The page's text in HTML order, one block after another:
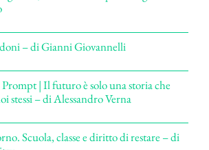
– di Gianni Giovannelli
| Il futuro è solo una storia che
stessi – di Alessandro Verna
Scuola, classe e diritto di restare – di